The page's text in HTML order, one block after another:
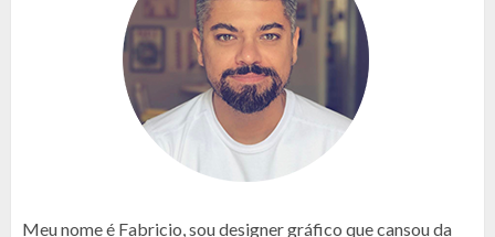
Meu nome é Fabricio, sou designer gráfico que cansou da